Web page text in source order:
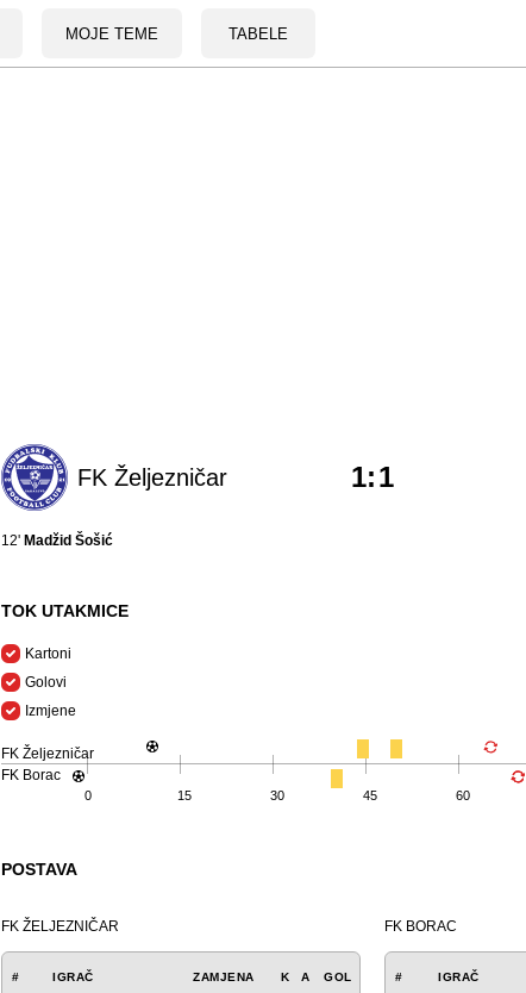
MOJE TEME TABELE
FK Željezničar 1:1
12' Madžid Šošić
TOK UTAKMICE
Kartoni
Golovi
Izmjene
FK Željezničar
FK Borac
0 15 30 45 60
POSTAVA
FK ŽELJEZNIČAR
# IGRAČ ZAMJENA K A GOL
FK BORAC
# IGRAČ